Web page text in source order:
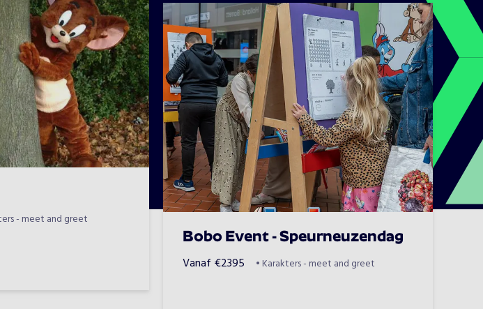
- meet and greet
Bobo Event - Speurneuzendag
Vanaf €2395 • Karakters - meet and greet